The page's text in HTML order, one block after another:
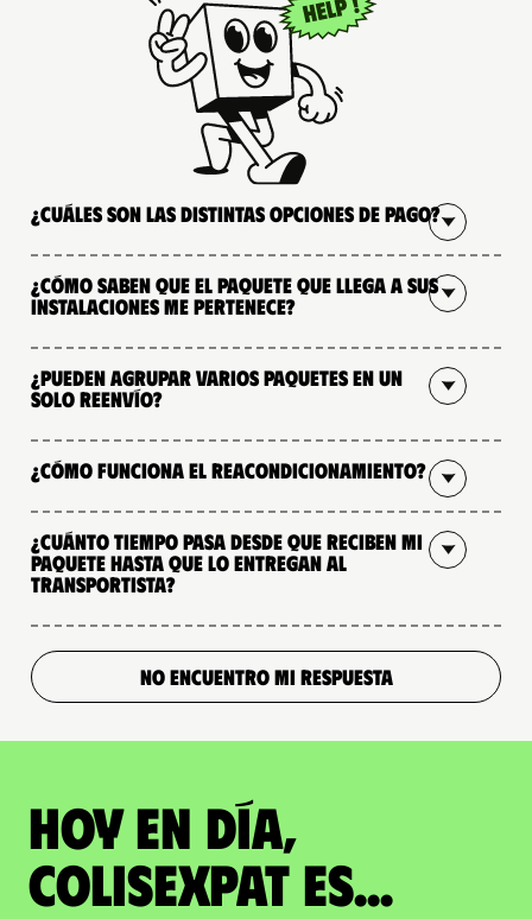
¿Cuáles son las distintas opciones de pago?
¿Cómo saben que el paquete que llega a sus
instalaciones me pertenece?
¿Pueden agrupar varios paquetes en un
solo reenvío?
¿Cómo funciona el reacondicionamiento?
¿Cuánto tiempo pasa desde que reciben mi
paquete hasta que lo entregan al
transportista?
NO ENCUENTRO MI RESPUESTA
Hoy en día,
ColisExpat es...